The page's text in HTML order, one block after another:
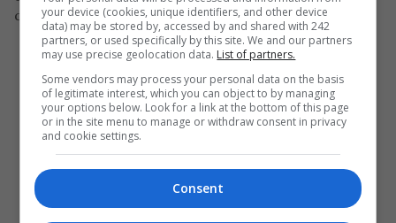
din Italia și Germania.
your device (cookies, unique identifiers, and other device
data) may be stored by, accessed by and shared with 242
partners, or used specifically by this site. We and our partners
may use precise geolocation data. List of partners.
Some vendors may process your personal data on the basis
of legitimate interest, which you can object to by managing
your options below. Look for a link at the bottom of this page
or in the site menu to manage or withdraw consent in privacy
and cookie settings.
Consent